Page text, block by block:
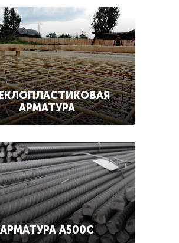
АРМАТУРА
АРМАТУРА А500С